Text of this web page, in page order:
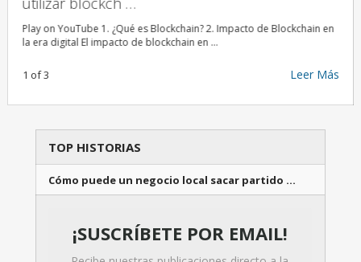
Play on YouTube 1. ¿Qué es Blockchain? 2. Impacto de Blockchain en
la era digital El impacto de blockchain en …
1 of 3 Leer Más
TOP HISTORIAS
Cómo puede un negocio local sacar partido …
¡SUSCRÍBETE POR EMAIL!